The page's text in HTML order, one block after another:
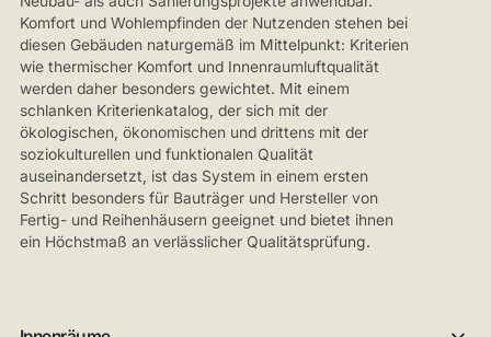
Komfort und Wohlempfinden der Nutzenden stehen bei
diesen Gebäuden naturgemäß im Mittelpunkt: Kriterien
wie thermischer Komfort und Innenraumluftqualität
werden daher besonders gewichtet. Mit einem
schlanken Kriterienkatalog, der sich mit der
ökologischen, ökonomischen und drittens mit der
soziokulturellen und funktionalen Qualität
auseinandersetzt, ist das System in einem ersten
Schritt besonders für Bauträger und Hersteller von
Fertig- und Reihenhäusern geeignet und bietet ihnen
ein Höchstmaß an verlässlicher Qualitätsprüfung.